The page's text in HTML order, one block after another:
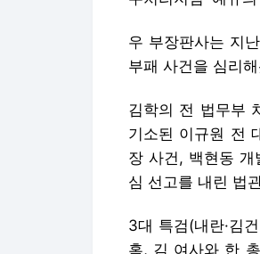
우 부장판사는 지
부패 사건을 심리
김학의 전 법무부
기소된 이규원 전
장 사건, 백현동 개
심 선고를 내린 법
3대 특검(내란·김
혹, 김 여사와 한